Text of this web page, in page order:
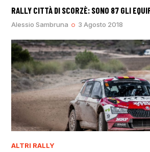
RALLY CITTÀ DI SCORZÈ: SONO 87 GLI
Alessio Sambruna 3 Agosto 2018
ALTRI RALLY